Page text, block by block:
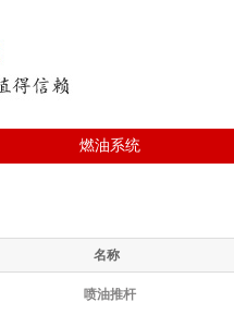
燃油系统
名称
喷油推杆